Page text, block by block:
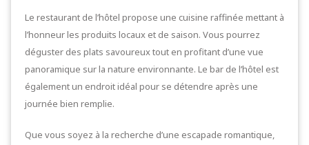
Le restaurant de l’hôtel propose une cuisine raffinée mettant à
l’honneur les produits locaux et de saison. Vous pourrez
déguster des plats savoureux tout en profitant d’une vue
panoramique sur la nature environnante. Le bar de l’hôtel est
également un endroit idéal pour se détendre après une
journée bien remplie.
Que vous soyez à la recherche d’une escapade romantique,